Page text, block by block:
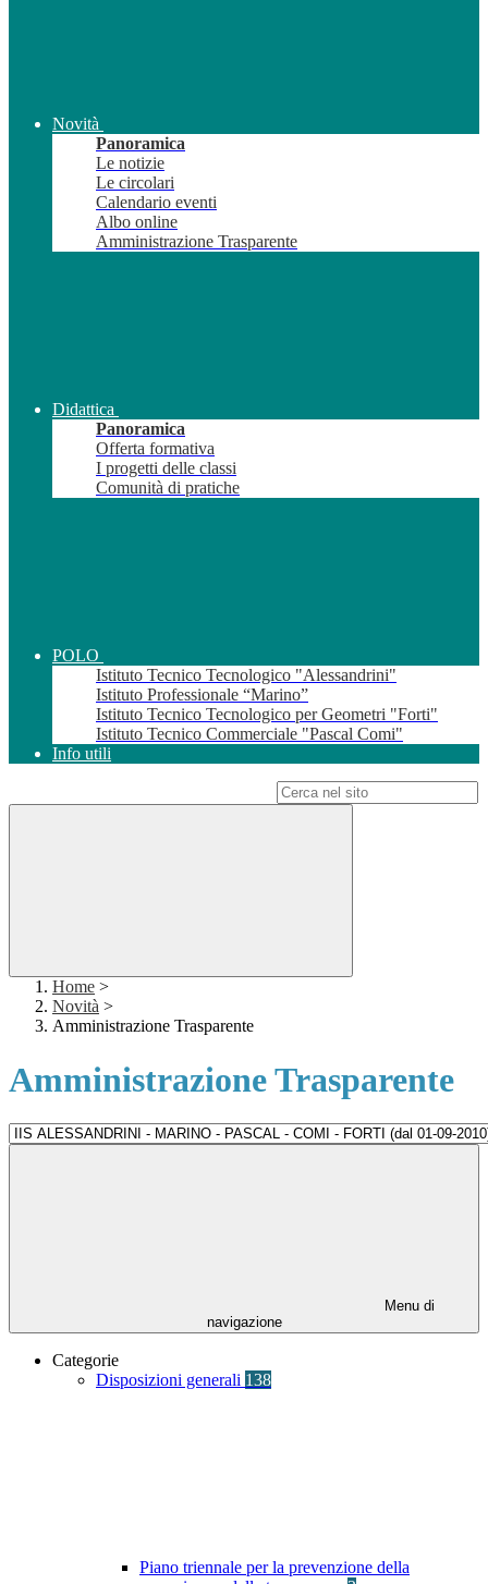
Novità
Panoramica
Le notizie
Le circolari
Calendario eventi
Albo online
Amministrazione Trasparente
Didattica
Panoramica
Offerta formativa
I progetti delle classi
Comunità di pratiche
POLO
Istituto Tecnico Tecnologico "Alessandrini"
Istituto Professionale “Marino”
Istituto Tecnico Tecnologico per Geometri "Forti"
Istituto Tecnico Commerciale "Pascal Comi"
Info utili
Home >
Novità >
Amministrazione Trasparente
Amministrazione Trasparente
Menu di
navigazione
Categorie
Disposizioni generali 138
Piano triennale per la prevenzione della